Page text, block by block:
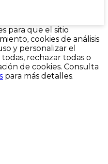
para que el sitio
cookies de análisis
y personalizar el
rechazar todas o
de cookies. Consulta
para más detalles.